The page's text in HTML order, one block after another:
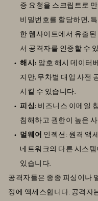
증 요청을 스크립트로
비밀번호를 할당하면,
한 웹사이트에서 유출
서 공격자를 인증할 수
해시: 암호 해시 데이터
지만, 무차별 대입 사전
시킬 수 있습니다.
피싱: 비즈니스 이메일
침해하고 권한이 높은
멀웨어 인젝션: 원격 액
네트워크의 다른 시스
있습니다.
공격자들은 종종 피싱이나
정에 액세스합니다. 공격자